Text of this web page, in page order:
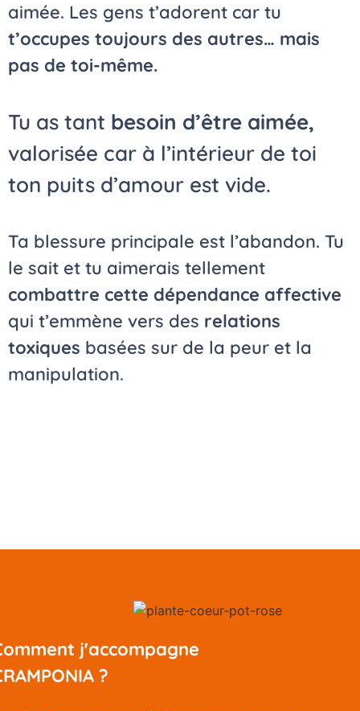
aimée. Les gens t’adorent car tu
t’occupes toujours des autres… mais
pas de toi-même.
Tu as tant besoin d’être aimée,
valorisée car à l’intérieur de toi
ton puits d’amour est vide.
Ta blessure principale est l’abandon. Tu
le sait et tu aimerais tellement
combattre cette dépendance affective
qui t’emmène vers des relations
toxiques basées sur de la peur et la
manipulation.
j'accompagne
?